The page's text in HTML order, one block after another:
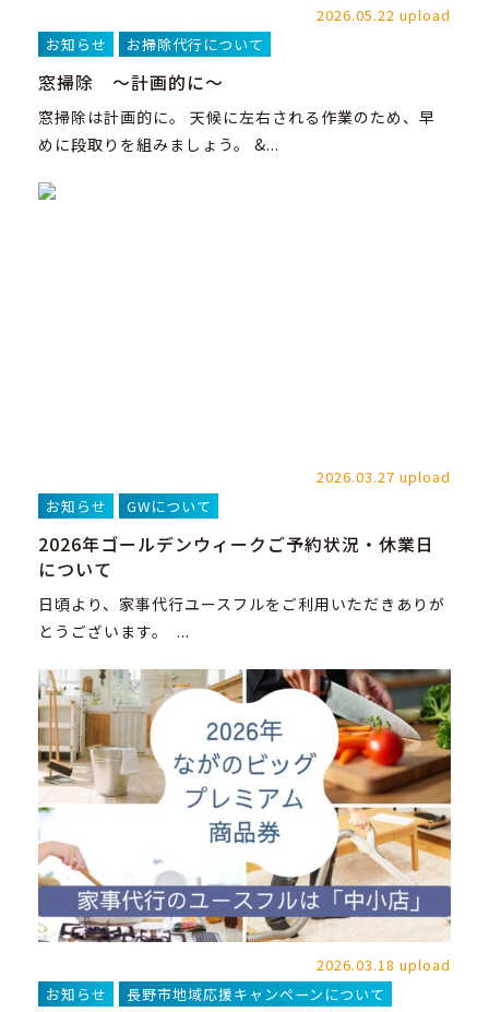
2026.05.22 upload
お知らせ
お掃除代行について
窓掃除 ～計画的に～
窓掃除は計画的に。 天候に左右される作業のため、早
めに段取りを組みましょう。 &...
2026.03.27 upload
お知らせ
GWについて
2026年ゴールデンウィークご予約状況・休業日
について
日頃より、家事代行ユースフルをご利用いただきありが
とうございます。 ...
2026.03.18 upload
お知らせ
長野市地域応援キャンペーンについて